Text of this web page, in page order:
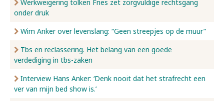
Werkweigering tolken Fries zet zorgvuldige rechtsgang
onder druk
Wim Anker over levenslang: “Geen streepjes op de muur”
Tbs en reclassering. Het belang van een goede
verdediging in tbs-zaken
Interview Hans Anker: ‘Denk nooit dat het strafrecht een
ver van mijn bed show is.’